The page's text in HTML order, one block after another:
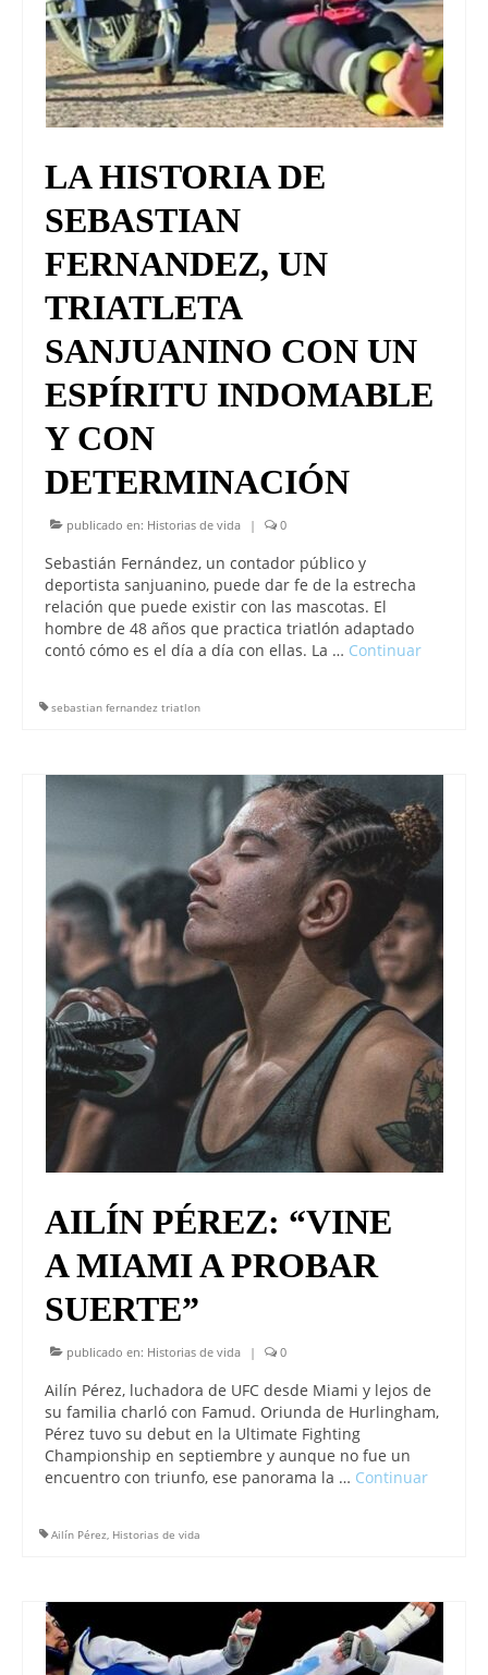
LA HISTORIA DE
SEBASTIAN
FERNANDEZ, UN
TRIATLETA
SANJUANINO CON UN
ESPÍRITU INDOMABLE
Y CON
DETERMINACIÓN
publicado en: Historias de vida | 0
Sebastián Fernández, un contador público y
deportista sanjuanino, puede dar fe de la estrecha
relación que puede existir con las mascotas. El
hombre de 48 años que practica triatlón adaptado
contó cómo es el día a día con ellas. La … Continuar
sebastian fernandez triatlon
AILÍN PÉREZ: “VINE
A MIAMI A PROBAR
SUERTE”
publicado en: Historias de vida | 0
Ailín Pérez, luchadora de UFC desde Miami y lejos de
su familia charló con Famud. Oriunda de Hurlingham,
Pérez tuvo su debut en la Ultimate Fighting
Championship en septiembre y aunque no fue un
encuentro con triunfo, ese panorama la … Continuar
Ailín Pérez, Historias de vida